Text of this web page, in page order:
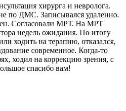
хирурга и невролога.
по ДМС. Записывался удаленно.
Согласовали МРТ. На МРТ
недель ожидания. По итогу
ходить на терапию, отказался,
современное. Когда-то
ходил на коррекцию зрения, с
спасибо вам!